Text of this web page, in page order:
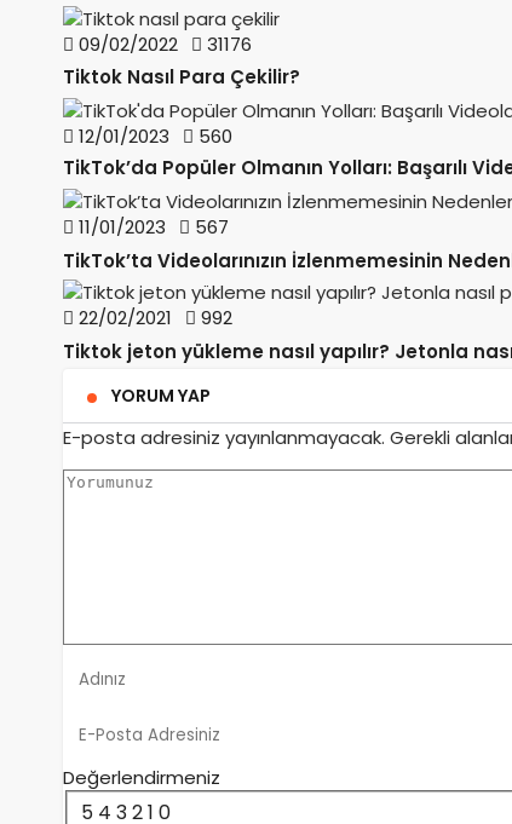
09/02/2022
31176
Tiktok Nasıl Para Çekilir?
12/01/2023
560
TikTok’da Popüler Olmanın Yolları: Başarılı
11/01/2023
567
TikTok’ta Videolarınızın İzlenmemesinin
22/02/2021
992
Tiktok jeton yükleme nasıl yapılır? Jetonla
YORUM YAP
E-posta adresiniz yayınlanmayacak. Gerekli
Değerlendirmeniz
5 4 321 0